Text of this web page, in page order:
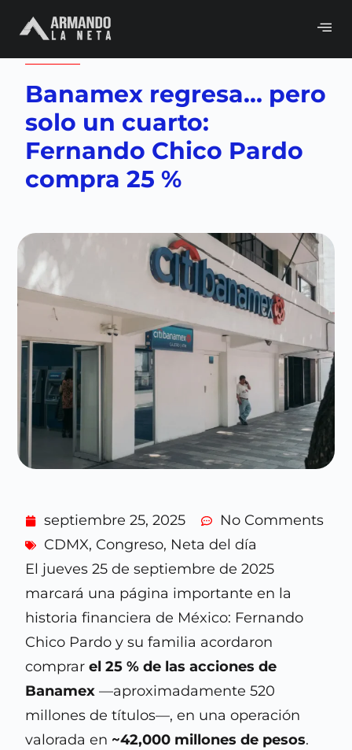
Volver a CDMX Neta del día
Banamex regresa… pero
solo un cuarto:
Fernando Chico Pardo
compra 25 %
septiembre 25, 2025
No Comments
CDMX, Congreso, Neta del día
El jueves 25 de septiembre de 2025
marcará una página importante en la
historia financiera de México: Fernando
Chico Pardo y su familia acordaron
comprarel 25 % de las acciones de
Banamex —aproximadamente 520
millones de títulos—, en una operación
valorada en ~42,000 millones de pesos.